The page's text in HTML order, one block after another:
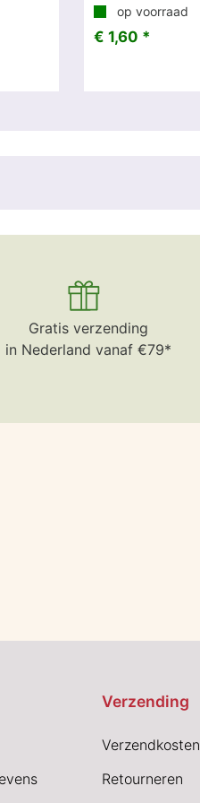
op voorraad
€ 1,60 *
Gratis verzending
in Nederland vanaf €79*
Verzending
Verzendkosten
Retourneren